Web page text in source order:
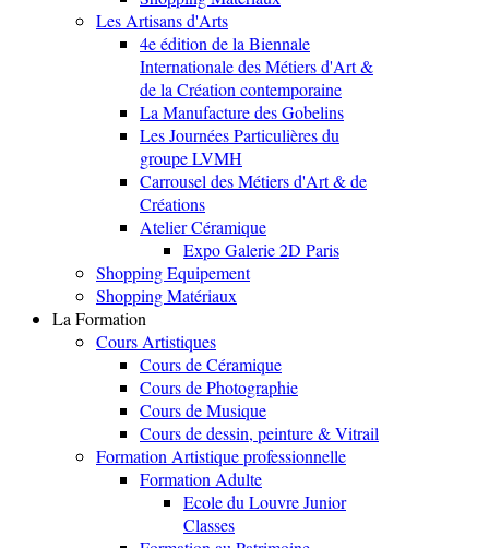
Les Artisans d'Arts
4e édition de la Biennale
Internationale des Métiers d'Art &
de la Création contemporaine
La Manufacture des Gobelins
Les Journées Particulières du
groupe LVMH
Carrousel des Métiers d'Art & de
Créations
Atelier Céramique
Expo Galerie 2D Paris
Shopping Equipement
Shopping Matériaux
La Formation
Cours Artistiques
Cours de Céramique
Cours de Photographie
Cours de Musique
Cours de dessin, peinture & Vitrail
Formation Artistique professionnelle
Formation Adulte
Ecole du Louvre Junior
Classes